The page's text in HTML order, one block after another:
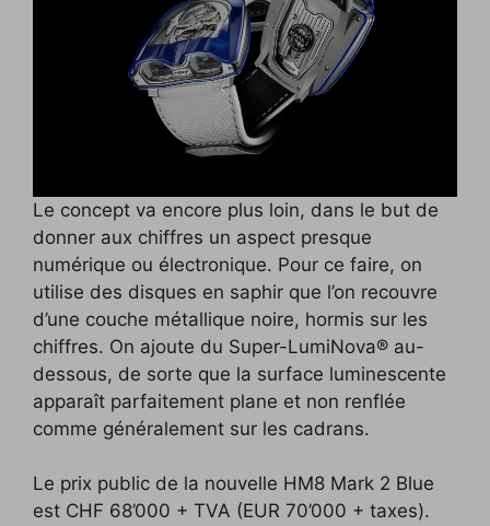
Le concept va encore plus loin, dans le but de
donner aux chiffres un aspect presque
numérique ou électronique. Pour ce faire, on
utilise des disques en saphir que l’on recouvre
d’une couche métallique noire, hormis sur les
chiffres. On ajoute du Super-LumiNova® au-
dessous, de sorte que la surface luminescente
apparaît parfaitement plane et non renflée
comme généralement sur les cadrans.
Le prix public de la nouvelle HM8 Mark 2 Blue
est CHF 68’000 + TVA (EUR 70’000 + taxes).